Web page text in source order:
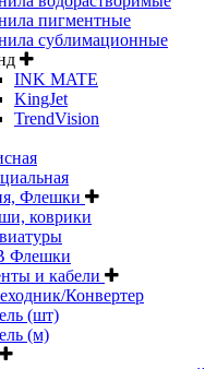
пигментные
сублимационные
INK MATE
KingJet
TrendVision
Флешки
коврики
Флешки
и кабели
Конвертер
(шт)
(м)